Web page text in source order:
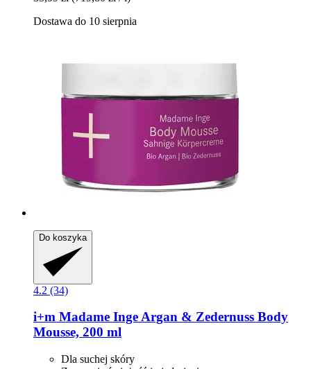
Dostawa do 10 sierpnia
Do koszyka
4.2 (34)
i+m Madame Inge Argan & Zedernuss Body
Mousse, 200 ml
Dla suchej skóry